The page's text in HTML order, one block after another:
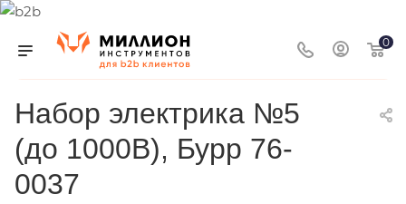
0
Набор электрика №5
(до 1000В), Бурр 76-
0037